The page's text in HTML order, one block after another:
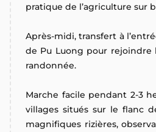
pratique de l’agriculture sur
Après-midi, transfert à
de Pu Luong pour
randonnée.
Marche facile pendant 2-3
villages situés sur le flanc
magnifiques rizières,